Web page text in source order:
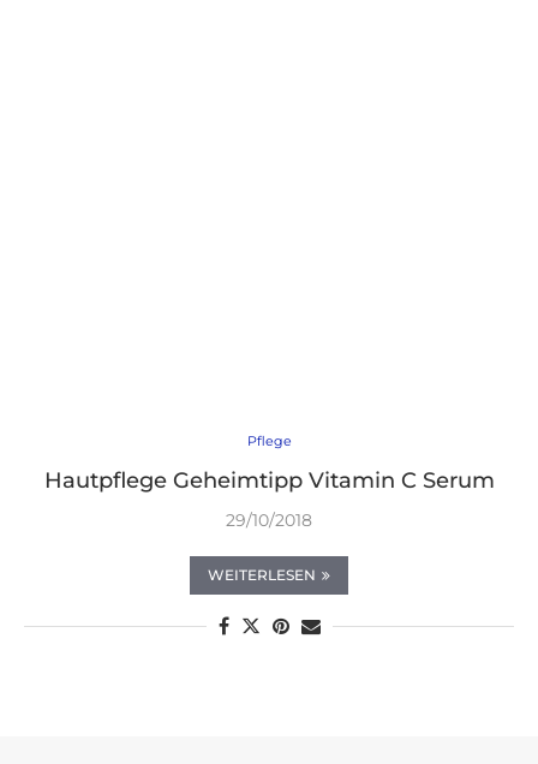
Pflege
Hautpflege Geheimtipp Vitamin C Serum
29/10/2018
WEITERLESEN